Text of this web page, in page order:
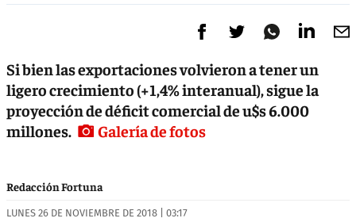
Si bien las exportaciones volvieron a tener un
ligero crecimiento (+1,4% interanual), sigue la
proyección de déficit comercial de u$s 6.000
millones.
Galería de fotos
Redacción Fortuna
LUNES 26 DE NOVIEMBRE DE 2018 | 03:17